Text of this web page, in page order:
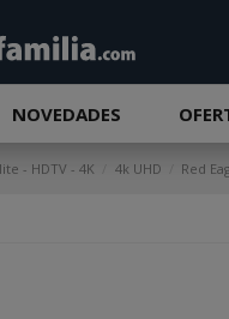
NOVEDADES
- HDTV - 4K 4k UHD Red